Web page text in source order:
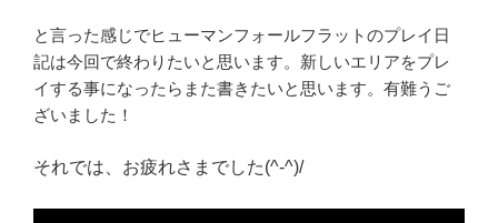
と言った感じでヒューマンフォールフラットのプレイ日
記は今回で終わりたいと思います。新しいエリアをプレ
イする事になったらまた書きたいと思います。有難うご
ざいました！
それでは、お疲れさまでした(^‐^)/